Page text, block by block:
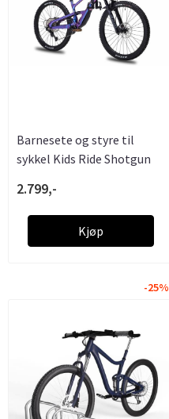
Barnesete og styre til
sykkel Kids Ride Shotgun
2.799,-
Kjøp
-25%